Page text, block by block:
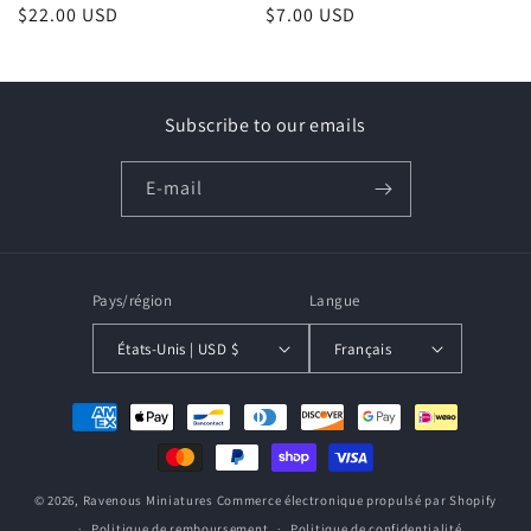
o
n
Prix
$22.00 USD
Prix
$7.00 USD
Subscribe to our emails
E-mail
Pays/région
États-Unis | USD $
Langue
Français
Moyens
© 2026, Ravenous Miniatures Commerce électronique propulsé par Shopify